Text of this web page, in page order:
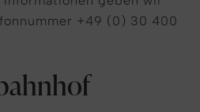
+49 (0) 30 400